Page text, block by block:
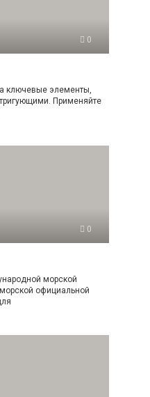
0
ключевые элементы,
Применяйте
0
морской
официальной